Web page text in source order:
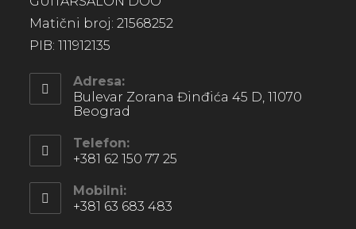
Matični broj: 21568252
PIB: 111912135
Adresa:
Bulevar Zorana Đinđića 45 D, 11070
Beograd
Telefon:
+381 62 150 77 25
Mobilni:
+381 63 683 483